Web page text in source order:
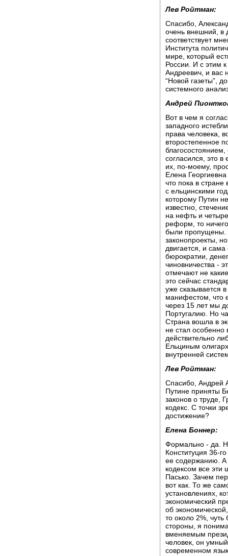
Лев Ройтман:
Спасибо,
очень внешний, в
соответствует
Института
мире, который
России. И с этим
Андреевич, и вас
“Новой газеты”,
системного
Андрей
Вот в чем я
западного
права человека,
второстепенное
согласился, это
их, по-моему,
Елена
что пока в
с ельцинскими
которому Путин
известно,
на нефть и
реформ, то
были пропущены.
законопроекты,
двигается, и
бюрократии,
чиновничества -
отмечают не
это сейчас
уже сказывается
манифестом, что
через 15 лет мы
Португалию. Но
Страна вошла в
не стал
действительно
Ельциным
внутренней
Лев Ройтман:
Спасибо, Андрей
Путине приняты
законов о труде,
кодекс. С точки
достижение?
Елена Боннер:
Формально - да.
Конституция 36-
ее содержанию. А
кодексом все эти
Пасько. Зачем
вот как. То же
установлениях,
экономический
об
то около 2%,
стороны, я
вменяемым
человек, он
современном